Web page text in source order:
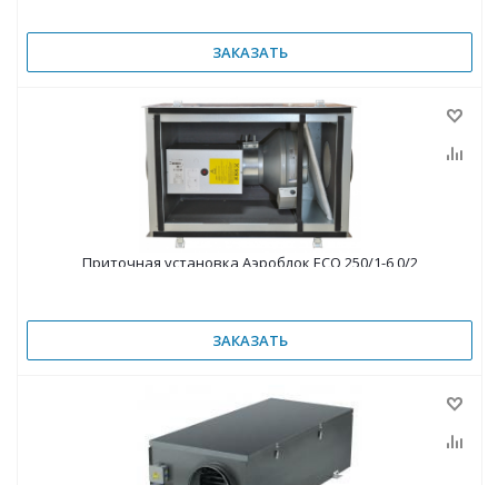
ЗАКАЗАТЬ
Приточная установка Аэроблок ECO 250/1-6,0/2
ЗАКАЗАТЬ